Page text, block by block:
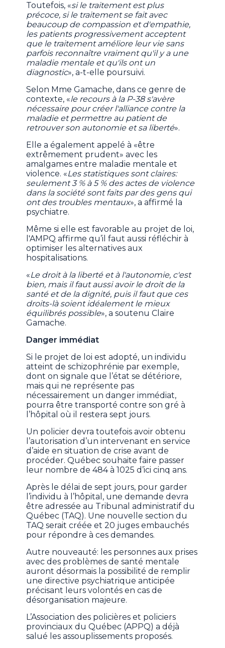
Toutefois, «si le traitement est plus
précoce, si le traitement se fait avec
beaucoup de compassion et d'empathie,
les patients progressivement acceptent
que le traitement améliore leur vie sans
parfois reconnaître vraiment qu'il y a une
maladie mentale et qu'ils ont un
diagnostic», a-t-elle poursuivi.
Selon Mme Gamache, dans ce genre de
contexte, «le recours à la P-38 s'avère
nécessaire pour créer l'alliance contre la
maladie et permettre au patient de
retrouver son autonomie et sa liberté».
Elle a également appelé à «être
extrêmement prudent» avec les
amalgames entre maladie mentale et
violence. «Les statistiques sont claires:
seulement 3 % à 5 % des actes de violence
dans la société sont faits par des gens qui
ont des troubles mentaux», a affirmé la
psychiatre.
Même si elle est favorable au projet de loi,
l'AMPQ affirme qu’il faut aussi réfléchir à
optimiser les alternatives aux
hospitalisations.
«Le droit à la liberté et à l'autonomie, c'est
bien, mais il faut aussi avoir le droit de la
santé et de la dignité, puis il faut que ces
droits-là soient idéalement le mieux
équilibrés possible», a soutenu Claire
Gamache.
Danger immédiat
Si le projet de loi est adopté, un individu
atteint de schizophrénie par exemple,
dont on signale que l’état se détériore,
mais qui ne représente pas
nécessairement un danger immédiat,
pourra être transporté contre son gré à
l’hôpital où il restera sept jours.
Un policier devra toutefois avoir obtenu
l’autorisation d’un intervenant en service
d’aide en situation de crise avant de
procéder. Québec souhaite faire passer
leur nombre de 484 à 1025 d’ici cinq ans.
Après le délai de sept jours, pour garder
l’individu à l’hôpital, une demande devra
être adressée au Tribunal administratif du
Québec (TAQ). Une nouvelle section du
TAQ serait créée et 20 juges embauchés
pour répondre à ces demandes.
Autre nouveauté: les personnes aux prises
avec des problèmes de santé mentale
auront désormais la possibilité de remplir
une directive psychiatrique anticipée
précisant leurs volontés en cas de
désorganisation majeure.
L’Association des policières et policiers
provinciaux du Québec (APPQ) a déjà
salué les assouplissements proposés.